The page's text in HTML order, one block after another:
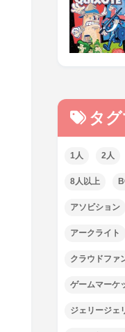
タ
1人 2人
8人以上
アソビション
アークライト
クラウドファ
ゲームマーケ
ジェリージェ